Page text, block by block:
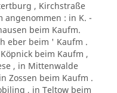
, Kirchstraße
angenommen : in K. -
beim Kaufm.
eber beim ' Kaufm .
beim Kaufm ,
, in Mittenwalde
Zossen beim Kaufm .
, in Teltow beim